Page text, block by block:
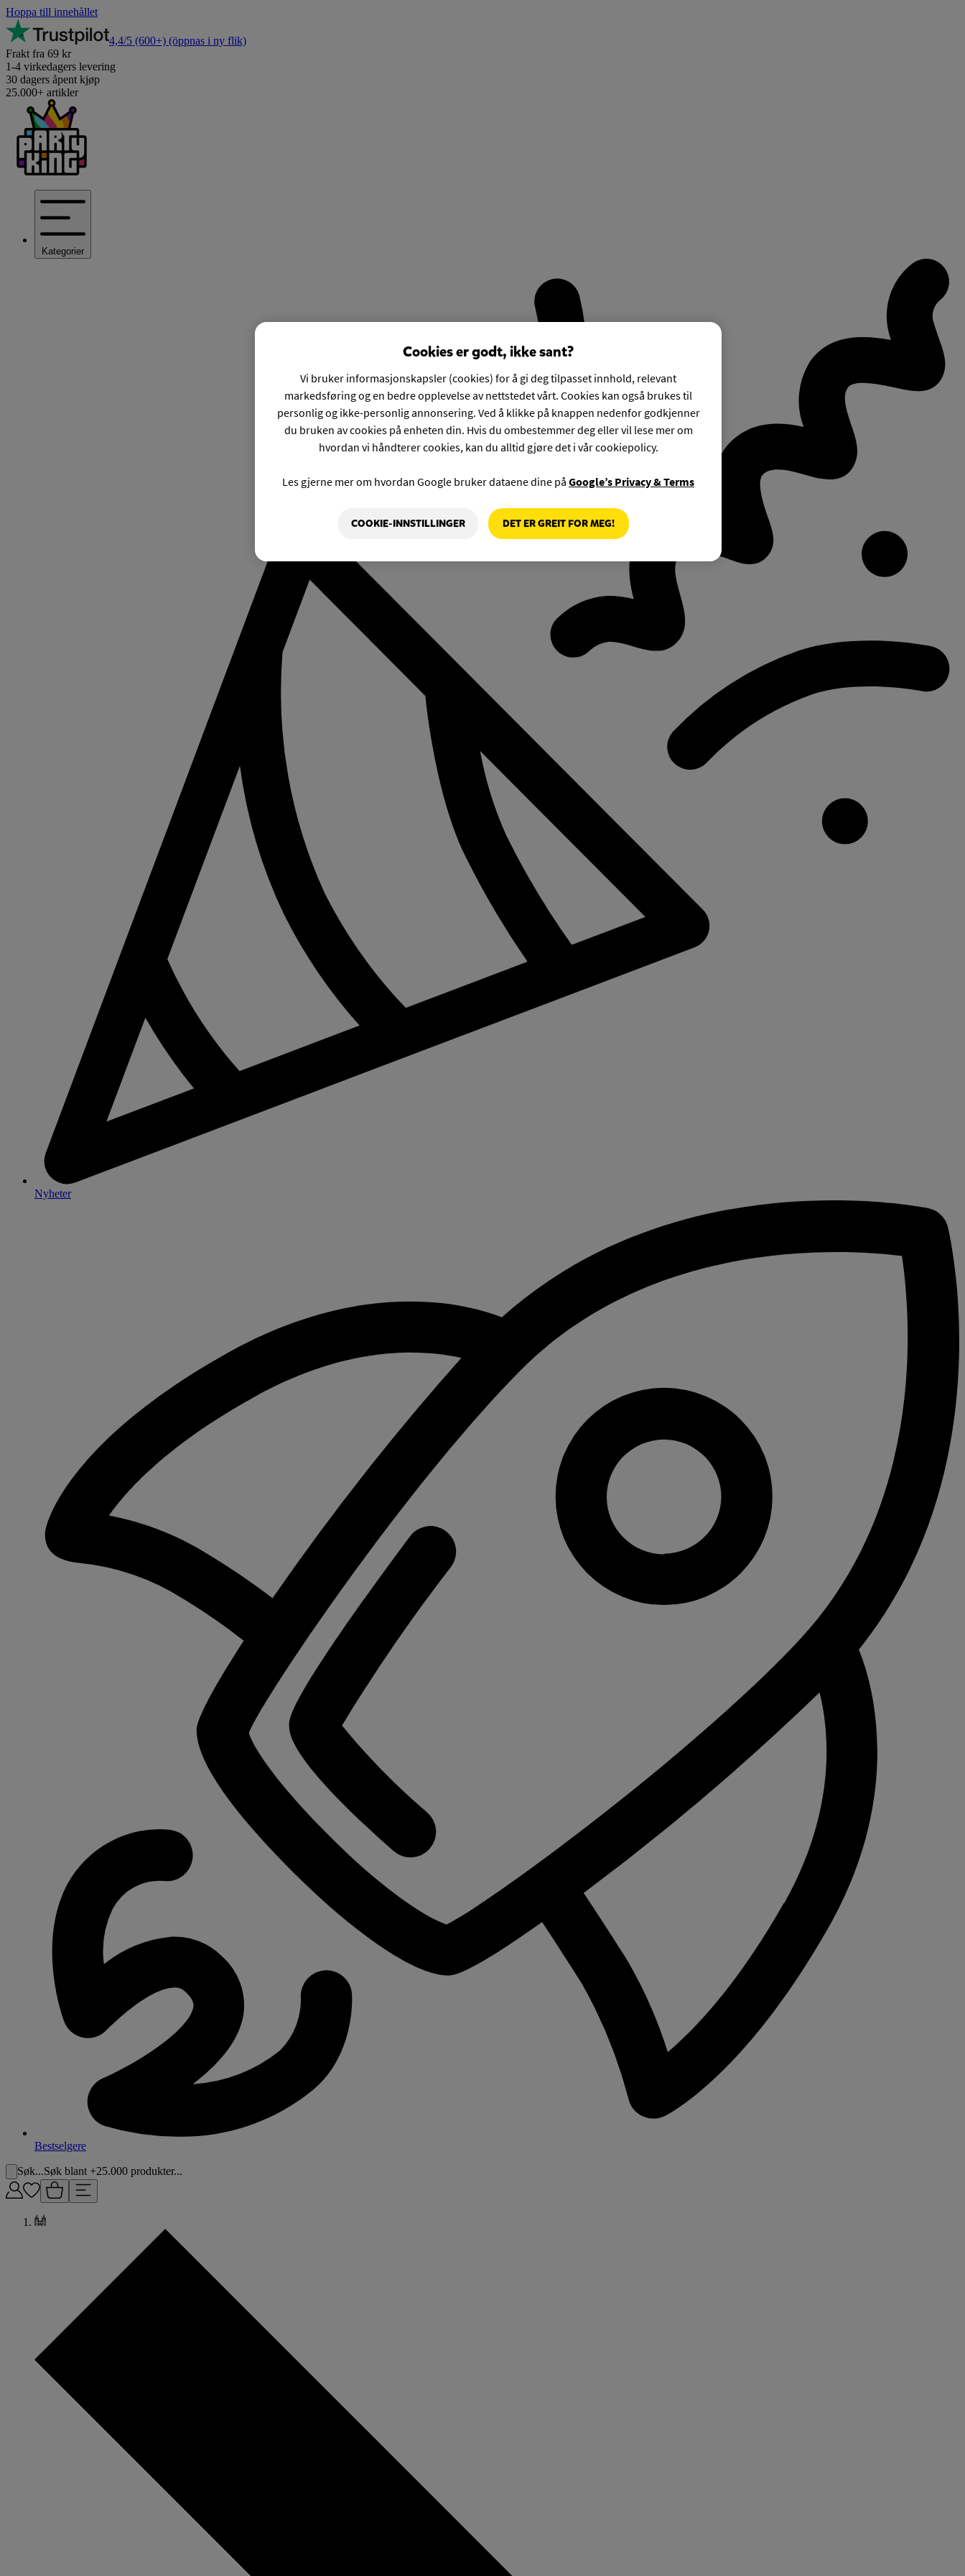
Hoppa till innehållet
4,4/5 (600+) (öppnas i ny flik)
Frakt fra 69 kr
1-4 virkedagers levering
30 dagers åpent kjøp
25.000+ artikler
Kategorier
Nyheter
Bestselgere
Søk...Søk blant +25.000 produkter...
Cookies er godt, ikke sant?
Vi bruker informasjonskapsler (cookies) for å gi deg tilpasset innhold, relevant
markedsføring og en bedre opplevelse av nettstedet vårt. Cookies kan også brukes til
personlig og ikke-personlig annonsering. Ved å klikke på knappen nedenfor godkjenner
du bruken av cookies på enheten din. Hvis du ombestemmer deg eller vil lese mer om
hvordan vi håndterer cookies, kan du alltid gjøre det i vår cookiepolicy.
Les gjerne mer om hvordan Google bruker dataene dine på Google’s Privacy & Terms
COOKIE-INNSTILLINGER DET ER GREIT FOR MEG!